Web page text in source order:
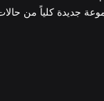
جديدة كلياً من